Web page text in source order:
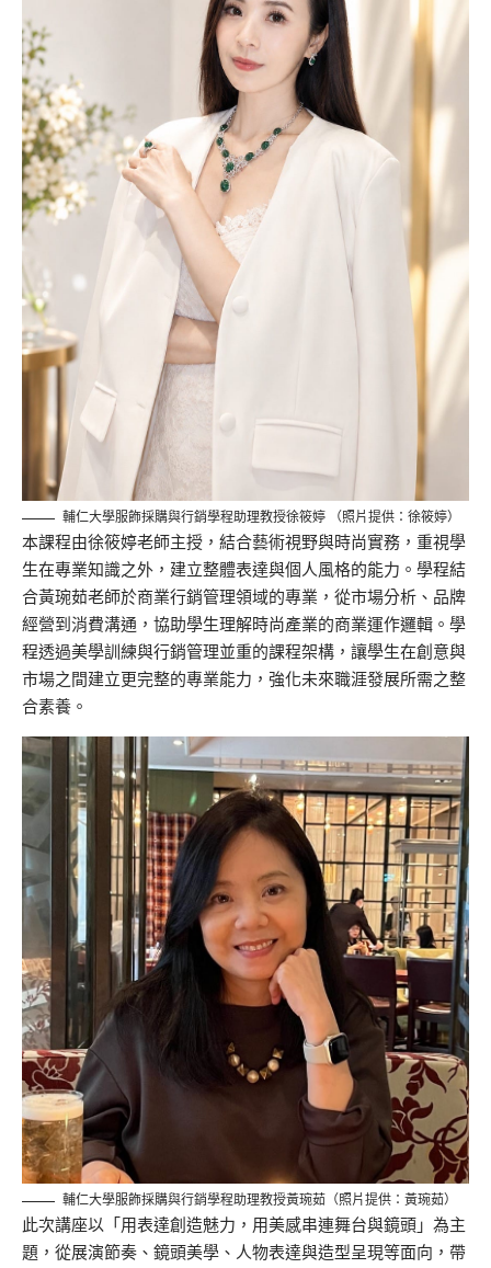
輔仁大學服飾採購與行銷學程助理教授徐筱婷 （照片提供：徐筱婷）
本課程由徐筱婷老師主授，結合藝術視野與時尚實務，重視學
生在專業知識之外，建立整體表達與個人風格的能力。學程結
合黃琬茹老師於商業行銷管理領域的專業，從市場分析、品牌
經營到消費溝通，協助學生理解時尚產業的商業運作邏輯。學
程透過美學訓練與行銷管理並重的課程架構，讓學生在創意與
市場之間建立更完整的專業能力，強化未來職涯發展所需之整
合素養。
輔仁大學服飾採購與行銷學程助理教授黃琬茹（照片提供：黃琬茹）
此次講座以「用表達創造魅力，用美感串連舞台與鏡頭」為主
題，從展演節奏、鏡頭美學、人物表達與造型呈現等面向，帶